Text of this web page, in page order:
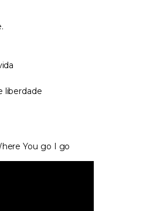
liberdade
You go I go